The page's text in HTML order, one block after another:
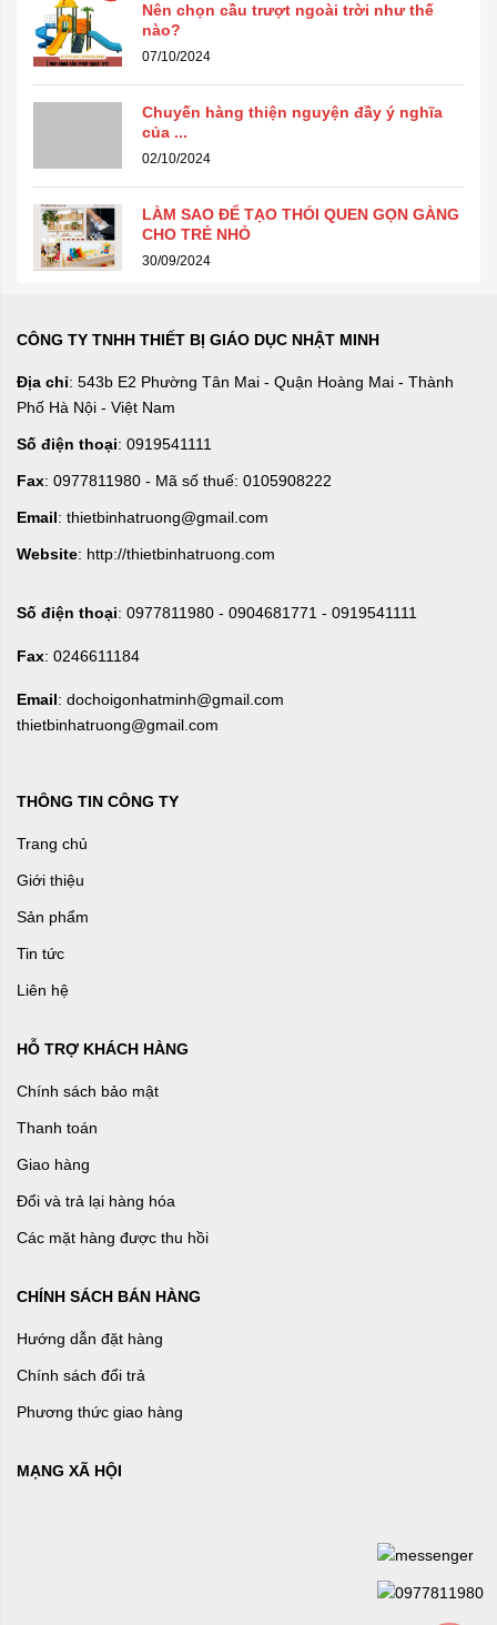
Nên chọn cầu trượt ngoài trời như thế
nào?
07/10/2024
Chuyến hàng thiện nguyện đầy ý nghĩa
của ...
02/10/2024
LÀM SAO ĐỂ TẠO THÓI QUEN GỌN GÀNG
CHO TRẺ NHỎ
30/09/2024
CÔNG TY TNHH THIẾT BỊ GIÁO DỤC NHẬT MINH
Địa chỉ: 543b E2 Phường Tân Mai - Quận Hoàng Mai - Thành
Phố Hà Nội - Việt Nam
Số điện thoại: 0919541111
Fax: 0977811980 - Mã số thuế: 0105908222
Email: thietbinhatruong@gmail.com
Website: http://thietbinhatruong.com
Số điện thoại: 0977811980 - 0904681771 - 0919541111
Fax: 0246611184
Email: dochoigonhatminh@gmail.com
thietbinhatruong@gmail.com
THÔNG TIN CÔNG TY
Trang chủ
Giới thiệu
Sản phẩm
Tin tức
Liên hệ
HỖ TRỢ KHÁCH HÀNG
Chính sách bảo mật
Thanh toán
Giao hàng
Đổi và trả lại hàng hóa
Các mặt hàng được thu hồi
CHÍNH SÁCH BÁN HÀNG
Hướng dẫn đặt hàng
Chính sách đổi trả
Phương thức giao hàng
MẠNG XÃ HỘI